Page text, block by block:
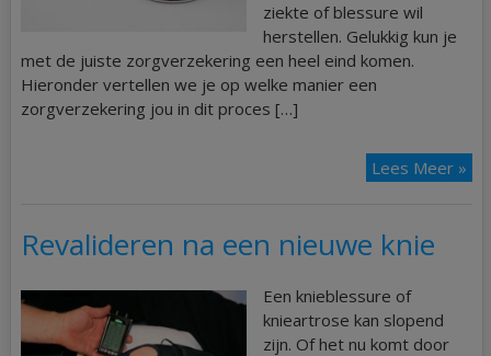
ziekte of blessure wil
herstellen. Gelukkig kun je
met de juiste zorgverzekering een heel eind komen.
Hieronder vertellen we je op welke manier een
zorgverzekering jou in dit proces […]
Lees Meer »
Revalideren na een nieuwe knie
Een knieblessure of
knieartrose kan slopend
zijn. Of het nu komt door